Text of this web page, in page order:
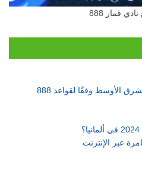
888 يعيد تفعيل الحسابات من منطقة الشرق الأوسط وفقًا لقواعد